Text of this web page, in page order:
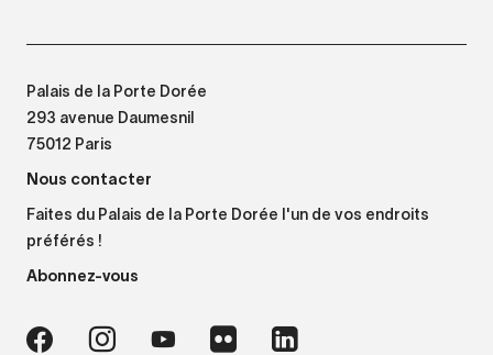
Palais de la Porte Dorée
293 avenue Daumesnil
75012 Paris
Nous contacter
Faites du Palais de la Porte Dorée l'un de vos endroits
préférés !
Abonnez-vous